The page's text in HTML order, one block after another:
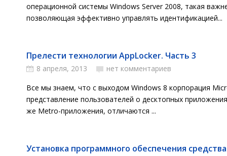
операционной системы Windows Server 2008, такая
позволяющая эффективно управлять идентификацией...
Прелести технологии AppLocker. Часть 3
8 апреля, 2013
нет комментариев
Все мы знаем, что с выходом Windows 8 корпорация
представление пользователей о десктопных
же Metro-приложения, отличаются ...
Установка программного обеспечения